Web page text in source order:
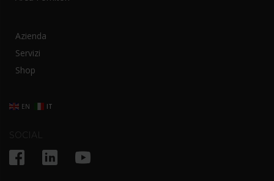
Azienda
Servizi
Shop
EN IT
SOCIAL